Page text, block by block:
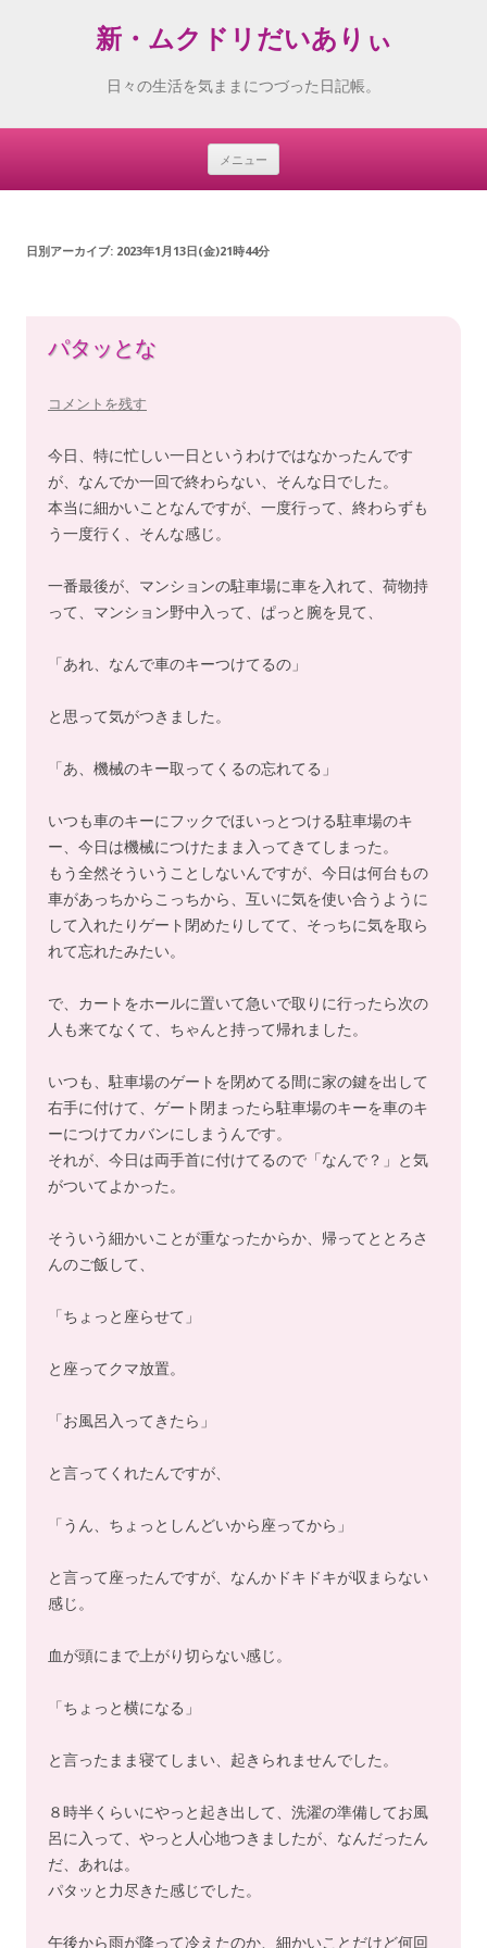
新・ムクドリだいありぃ
日々の生活を気ままにつづった日記帳。
メニュー
Skip
日別アーカイブ: 2023年1月13日(金)21時44分
パタッとな
コメントを残す
今日、特に忙しい一日というわけではなかったんです
が、なんでか一回で終わらない、そんな日でした。
本当に細かいことなんですが、一度行って、終わらずも
う一度行く、そんな感じ。
一番最後が、マンションの駐車場に車を入れて、荷物持
って、マンション野中入って、ぱっと腕を見て、
「あれ、なんで車のキーつけてるの」
と思って気がつきました。
「あ、機械のキー取ってくるの忘れてる」
いつも車のキーにフックでほいっとつける駐車場のキ
ー、今日は機械につけたまま入ってきてしまった。
もう全然そういうことしないんですが、今日は何台もの
車があっちからこっちから、互いに気を使い合うように
して入れたりゲート閉めたりしてて、そっちに気を取ら
れて忘れたみたい。
で、カートをホールに置いて急いで取りに行ったら次の
人も来てなくて、ちゃんと持って帰れました。
いつも、駐車場のゲートを閉めてる間に家の鍵を出して
右手に付けて、ゲート閉まったら駐車場のキーを車のキ
ーにつけてカバンにしまうんです。
それが、今日は両手首に付けてるので「なんで？」と気
がついてよかった。
そういう細かいことが重なったからか、帰ってととろさ
んのご飯して、
「ちょっと座らせて」
と座ってクマ放置。
「お風呂入ってきたら」
と言ってくれたんですが、
「うん、ちょっとしんどいから座ってから」
と言って座ったんですが、なんかドキドキが収まらない
感じ。
血が頭にまで上がり切らない感じ。
「ちょっと横になる」
と言ったまま寝てしまい、起きられませんでした。
８時半くらいにやっと起き出して、洗濯の準備してお風
呂に入って、やっと人心地つきましたが、なんだったん
だ、あれは。
パタッと力尽きた感じでした。
午後から雨が降って冷えたのか、細かいことだけど何回